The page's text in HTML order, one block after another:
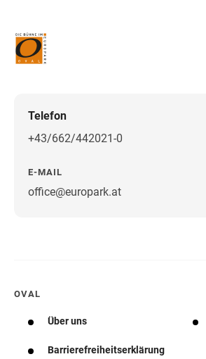
Telefon
+43/662/442021-0
E-MAIL
office@europark.atWegbeschreibung
OVAL
Über uns
Barrierefreiheitserklärung